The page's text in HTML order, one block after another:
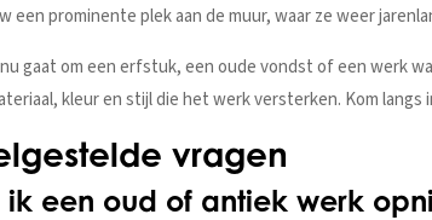
een prominente plek aan de muur, waar ze weer
gaat om een erfstuk, een oude vondst of een werk
kleur en stijl die het werk versterken. Kom
vragen
ik een oud of antiek werk